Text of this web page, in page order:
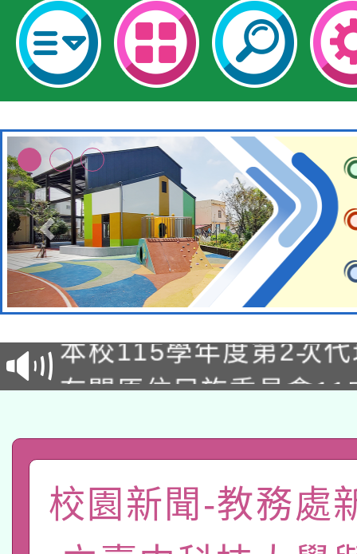
本校115學年度第1次
第3次招考甄選結果公
本校115學年度第2次
次招考甄選結果公告(
有關原住民族委員會
一案。
答一案
有關本府115年70歲以
人員健康講座「吃得安
心」，鼓勵退休同仁踴
本校115學年度第2次
招甄選結果公告(無人
適應運動共學行動站研
校園新聞-教務處